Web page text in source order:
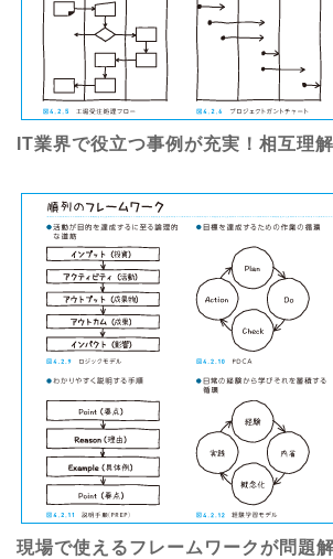
IT業界で役立つ事例が充実！相互理
現場で使えるフレームワークが問題